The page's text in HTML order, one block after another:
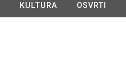
KULTURA OSVRTI